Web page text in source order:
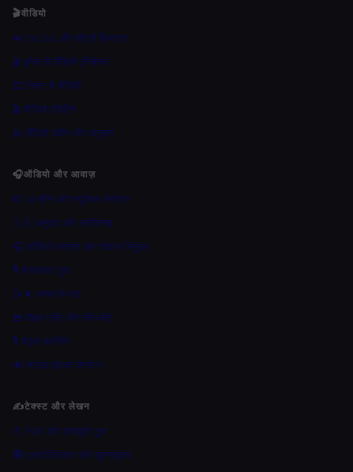
🎬वीडियो
📲 TikTok और शॉर्ट्स क्रिएटर
🎬 इमेज से वीडियो एनिमेशन
🎞️ टेक्स्ट से वीडियो
🎬 वीडियो एडिटिंग
🎤 वीडियो डबिंग और अनुवाद
🎧ऑडियो और आवाज़
🎼 AI सॉन्ग और म्यूज़िक जेनरेटर
🇺🇳 अनुवाद और प्रतिलेख
🎧 ऑडियो एन्हांसर और वोकल रिमूवल
🎙️ पोडकास्ट टूल
📝🔉 भाषण के पाठ
☎️ वॉइस एजेंट और फ़ोन बॉट
🎙️ वॉइस क्लोनिंग
🔊 साउंड इफ़ेक्ट जेनरेटर
✍️टेक्स्ट और लेखन
📄 PDF और डॉक्यूमेंट टूल
🕵️ एआई डिटेक्टर और ह्यूमनाइज़र